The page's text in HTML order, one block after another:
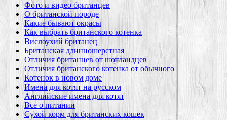
Фото и видео британцев
О британской породе
Какие бывают окрасы
Как выбрать британского котенка
Вислоухий британец
Британская длинношерстная
Отличия британцев от шотландцев
Отличия британского котенка от обычного
Котенок в новом доме
Имена для котят на русском
Английские имена для котят
Все о питании
Сухой корм для британских кошек